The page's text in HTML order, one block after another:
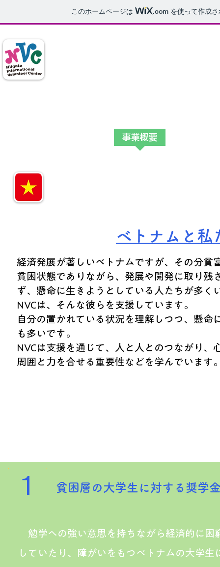
このホームページは .com を使って作成
事業概要
経済発展が著しいベトナムですが、その分貧
貧困状態でありながら、発展や開発に取り残
ず、懸命に生きようとしている人たちが多く
NVCは、そんな彼らを支援しています。
自分の置かれている状況を理解しつつ、懸命
も多いです。
NVCは支援を通じて、人と人とのつながり、
周囲と力を合せる重要性などを学んでいます
ベトナムと私
1 貧困層の大学生に対する奨学
勉学への強い意思を持ちながら経済的に困
していたり、障がいをもつベトナムの大学生